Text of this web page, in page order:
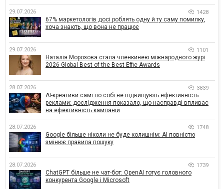
29.07.2026 1428
67% маркетологів досі роблять одну й ту саму помилку,
хоча знають, що вона не працює
29.07.2026 1101
Наталія Морозова стала членкинею міжнародного журі
2026 Global Best of the Best Effie Awards
28.07.2026 3839
AI-креативи самі по собі не підвищують ефективність
реклами: дослідження показало, що насправді впливає
на ефективність кампаній
28.07.2026 1748
Google більше ніколи не буде колишнім: AI повністю
змінює правила пошуку
28.07.2026 1739
ChatGPT більше не чат-бот: OpenAI готує головного
конкурента Google і Microsoft